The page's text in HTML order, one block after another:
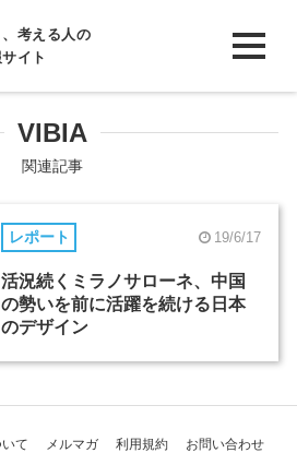
考える人の
イト
VIBIA
関連記事
レポート 19/6/17
活況続くミラノサローネ、中国
の勢いを前に活躍を続ける日本
のデザイン
て メルマガ 利用規約 お問い合わせ